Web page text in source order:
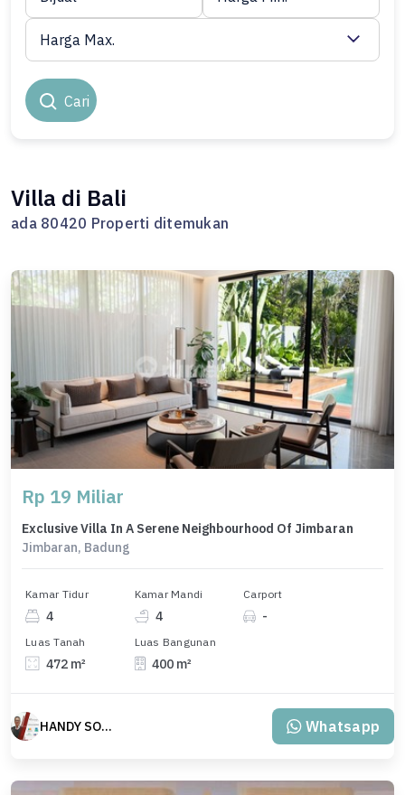
Cari
Harga Max.
Villa di Bali
ada 80420 Properti ditemukan
Rp 19 Miliar
Exclusive Villa In A Serene Neighbourhood Of Jimbaran
Jimbaran, Badung
Kamar Tidur
4
Kamar Mandi
4
Carport
-
Luas Tanah
472 m²
Luas Bangunan
400 m²
HANDY SOETJIPTO Whatsapp